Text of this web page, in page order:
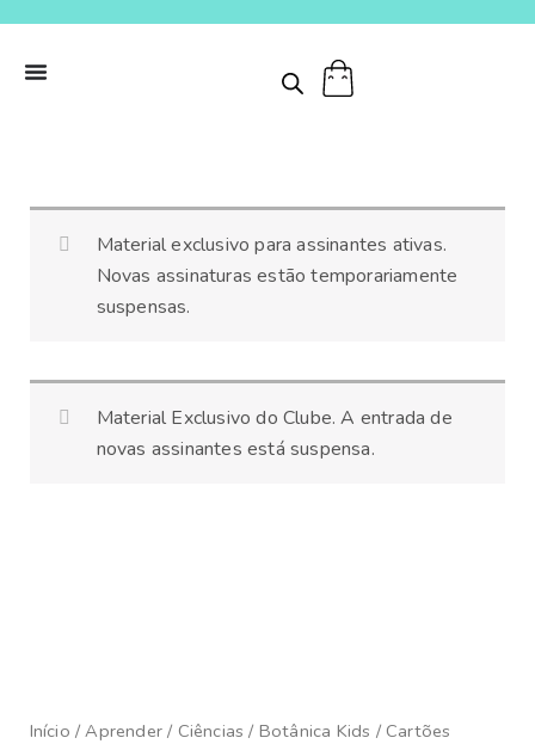
Material exclusivo para assinantes ativas.
Novas assinaturas estão temporariamente
suspensas.
Material Exclusivo do Clube. A entrada de
novas assinantes está suspensa.
Início /Aprender / Ciências / Botânica Kids / Cartões
nomenclatura
quantidade